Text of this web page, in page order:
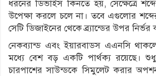
ধরনের ডিভাইস কিনতে হয়, সেক্ষেত্রে
উপেক্ষা করলে চলে না। তবে এগুলোর
সেটি ডিজাইনের থেকে ব্র্যান্ডের উপর নির্ভর
নেকব্যান্ড এবং ইয়ারবাডস এএনসি
মধ্যে বেশ বড় একটি পার্থক্য রয়েছে।
চারপাশের সাউন্ডকে সিমুলেট করার